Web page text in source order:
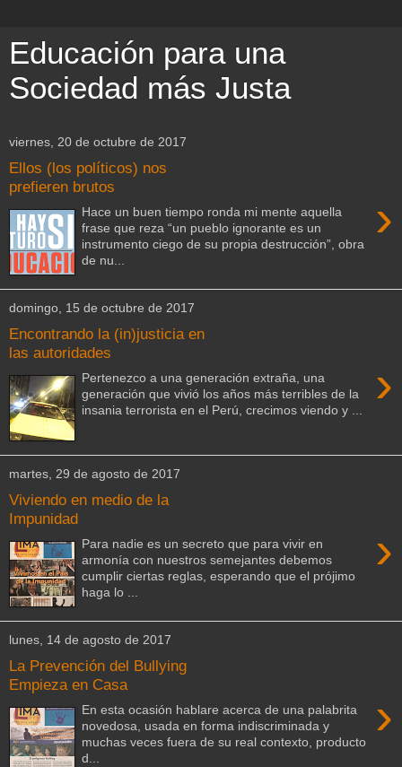
Educación para una
Sociedad más Justa
viernes, 20 de octubre de 2017
Ellos (los políticos) nos
prefieren brutos
›
Hace un buen tiempo ronda mi mente aquella
frase que reza “un pueblo ignorante es un
instrumento ciego de su propia destrucción”, obra
de nu...
domingo, 15 de octubre de 2017
Encontrando la (in)justicia en
las autoridades
›
Pertenezco a una generación extraña, una
generación que vivió los años más terribles de la
insania terrorista en el Perú, crecimos viendo y ...
martes, 29 de agosto de 2017
Viviendo en medio de la
Impunidad
›
Para nadie es un secreto que para vivir en
armonía con nuestros semejantes debemos
cumplir ciertas reglas, esperando que el prójimo
haga lo ...
lunes, 14 de agosto de 2017
La Prevención del Bullying
Empieza en Casa
›
En esta ocasión hablare acerca de una palabrita
novedosa, usada en forma indiscriminada y
muchas veces fuera de su real contexto, producto
d...